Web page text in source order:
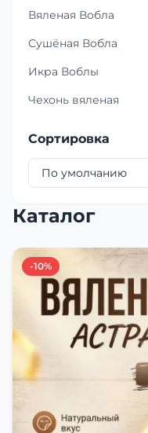
Вяленая Вобла
Сушёная Вобла
Икра Воблы
Чехонь вяленая
Сортировка
Каталог
-10%